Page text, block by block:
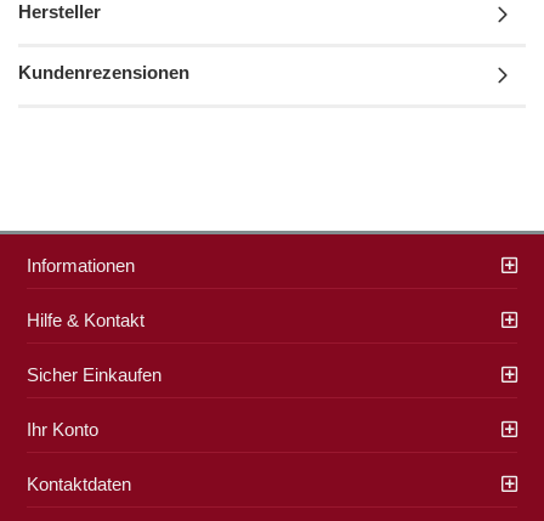
Hersteller
Kundenrezensionen
Informationen
Hilfe & Kontakt
Sicher Einkaufen
Ihr Konto
Kontaktdaten